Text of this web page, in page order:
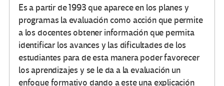
Es a partir de 1993 que aparece en los planes y
programas la evaluación como acción que permite
a los docentes obtener información que permita
identificar los avances y las dificultades de los
estudiantes para de esta manera poder favorecer
los aprendizajes y se le da a la evaluación un
enfoque formativo dando a este una explicación